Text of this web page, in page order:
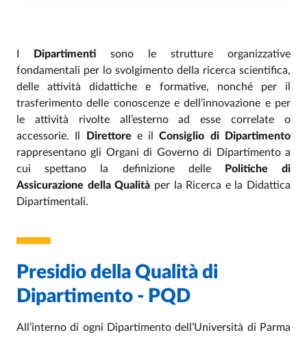
Dipartimenti sono le strutture organizzative
fondamentali per lo svolgimento della ricerca scientifica,
delle attività didattiche e formative, nonché per il
trasferimento delle conoscenze e dell’innovazione e per
le attività rivolte all’esterno ad esse correlate o
accessorie. Il
Direttore e ilConsiglio di Dipartimento
rappresentano gli Organi di Governo di Dipartimento a
cui spettano la definizione delle
Politiche di
Assicurazione della Qualità per la Ricerca e la Didattica
Dipartimentali.
Presidio della Qualità di
Dipartimento - PQD
All’interno di ogni Dipartimento dell’Università di Parma